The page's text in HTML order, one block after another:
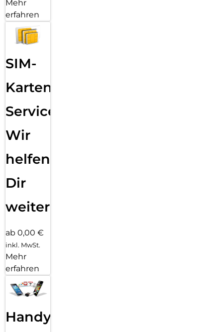
Mehr
erfahren
SIM-
Karten
Service:
Wir
helfen
Dir
weiter
ab 0,00 €
inkl. MwSt.
Mehr
erfahren
Handy